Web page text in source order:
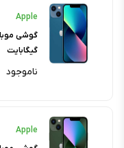
Apple
گیگابایت
ناموجود
Apple